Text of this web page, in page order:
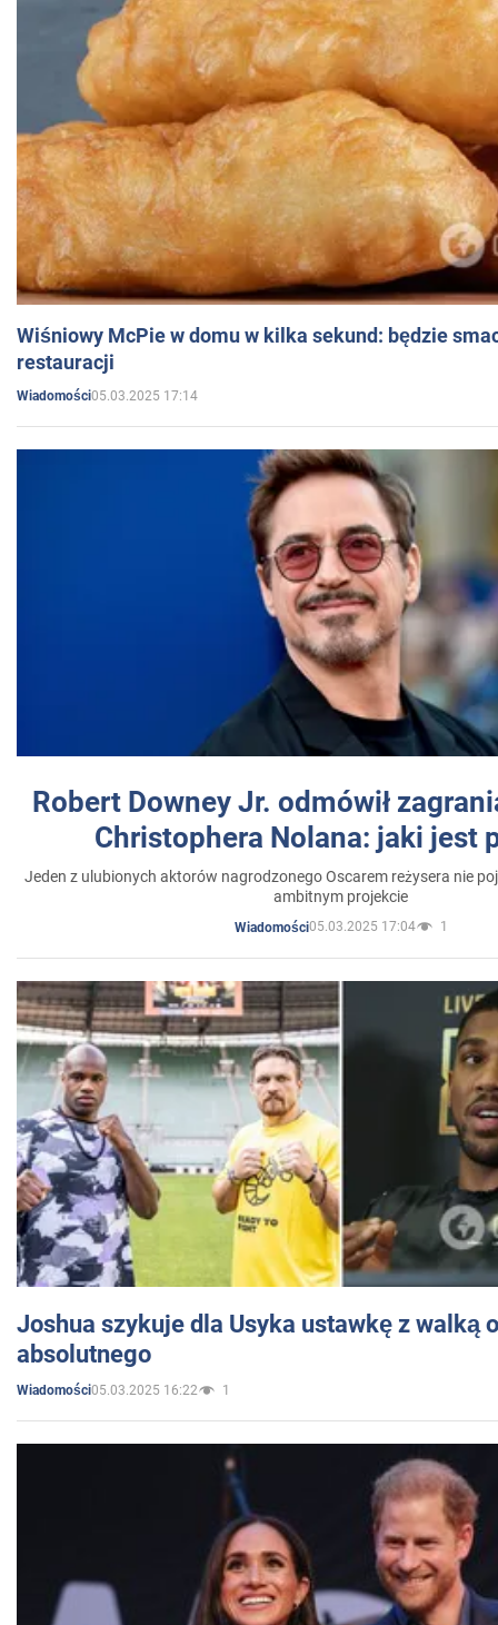
Wiśniowy McPie w domu w kilka sekund: będzie
restauracji
Wiadomości05.03.2025 17:14
Robert Downey Jr. odmówił
Christophera Nolana: jaki jest
Jeden z ulubionych aktorów nagrodzonego Oscarem reżysera nie
ambitnym projekcie
Wiadomości05.03.2025 17:04 1
Joshua szykuje dla Usyka ustawkę z walką
absolutnego
Wiadomości05.03.2025 16:22 1